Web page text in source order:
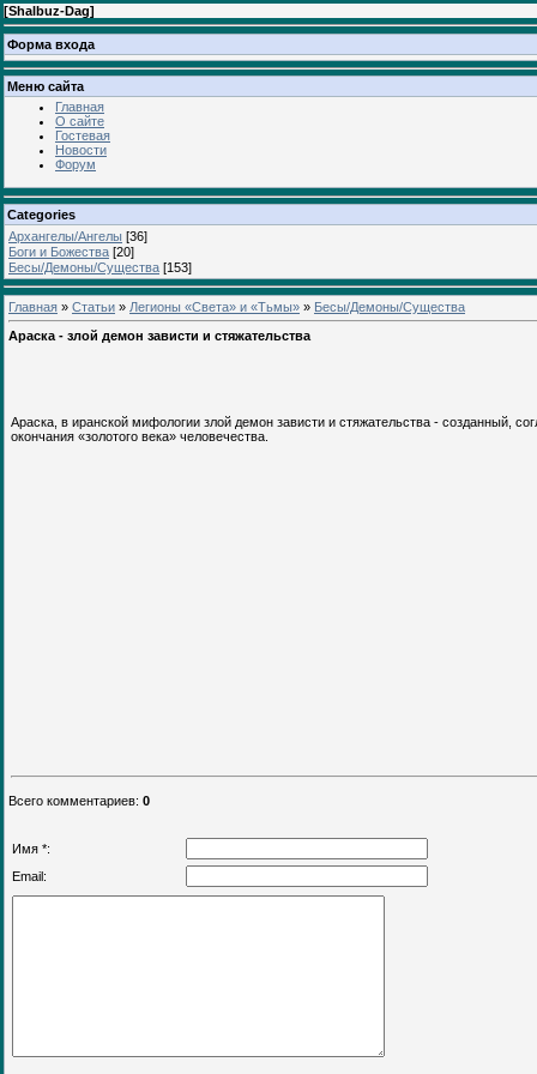
[Shalbuz-Dag]
Форма входа
Меню сайта
Главная
О сайте
Гостевая
Новости
Форум
Categories
Архангелы/Ангелы [36]
Боги и Божества [20]
Бесы/Демоны/Существа [153]
Главная » Статьи » Легионы «Света» и «Тьмы» » Бесы/Демоны/Существа
Араска - злой демон зависти и стяжательства
Араска, в иранской мифологии злой демон зависти и стяжательства - созданный,
окончания «золотого века» человечества.
Всего комментариев: 0
Имя *:
Email: